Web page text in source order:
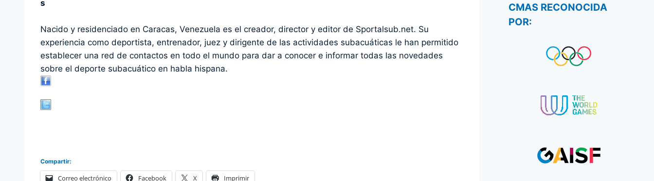
Nacido y residenciado en Caracas, Venezuela es el creador, director y editor de Sportalsub.net. Su
experiencia como deportista, entrenador, juez y dirigente de las actividades subacuáticas le han permitido
establecer una red de contactos en todo el mundo para dar a conocer e informar todas las novedades
sobre el deporte subacuático en habla hispana.
Compartir:
Correo electrónico Facebook X Imprimir
CMAS RECONOCIDA
POR: